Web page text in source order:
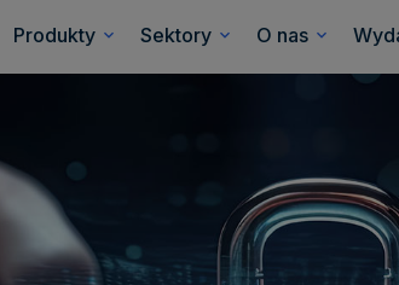
Produkty Sektory O nas